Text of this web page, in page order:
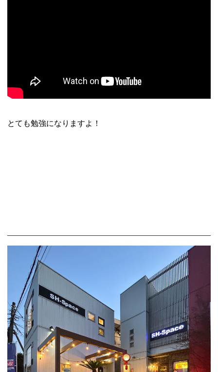
とても勉強になりますよ！